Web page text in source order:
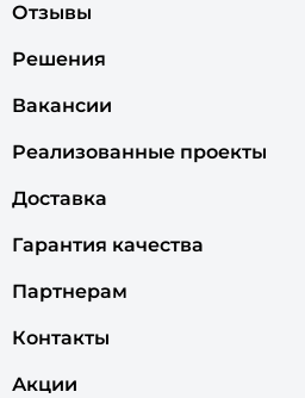
Отзывы
Решения
Вакансии
Реализованные проекты
Доставка
Гарантия качества
Партнерам
Контакты
Акции